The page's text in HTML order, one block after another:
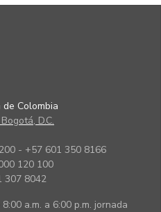
Colombia
D.C.
- +57 601 350 8166
120 100
307 8042
a.m. a 6:00 p.m. jornada